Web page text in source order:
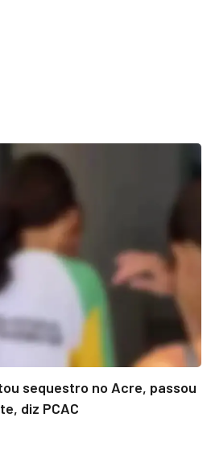
sequestro no Acre, passou
diz PCAC